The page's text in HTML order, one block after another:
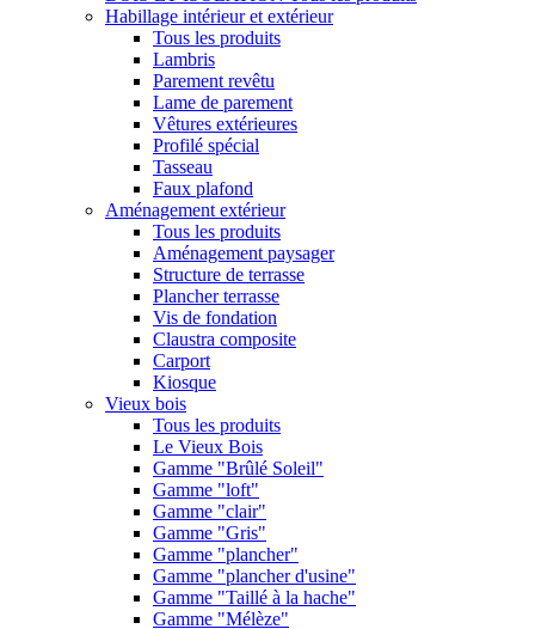
Habillage intérieur et extérieur
Tous les produits
Lambris
Parement revêtu
Lame de parement
Vêtures extérieures
Profilé spécial
Tasseau
Faux plafond
Aménagement extérieur
Tous les produits
Aménagement paysager
Structure de terrasse
Plancher terrasse
Vis de fondation
Claustra composite
Carport
Kiosque
Vieux bois
Tous les produits
Le Vieux Bois
Gamme "Brûlé Soleil"
Gamme "loft"
Gamme "clair"
Gamme "Gris"
Gamme "plancher"
Gamme "plancher d'usine"
Gamme "Taillé à la hache"
Gamme "Mélèze"